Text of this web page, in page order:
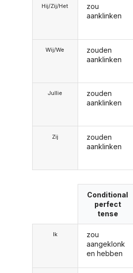
Hij/Zij/Het
Wij/We
Jullie
Zij
zou
aanklinken
zouden
aanklinken
zouden
aanklinken
zouden
aanklinken
Ik
Conditional
perfect
tense
zou
aangeklonk
en hebben